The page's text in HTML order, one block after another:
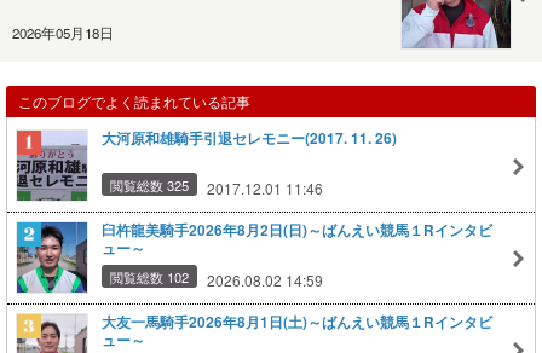
2026年05月18日
このブログでよく読まれている記事
大河原和雄騎手引退セレモニー(2017. 11. 26)
閲覧総数 325 2017.12.01 11:46
臼杵龍美騎手2026年8月2日(日)～ばんえい競馬１Rインタビ
ュー～
閲覧総数 102 2026.08.02 14:59
大友一馬騎手2026年8月1日(土)～ばんえい競馬１Rインタビ
ュー～